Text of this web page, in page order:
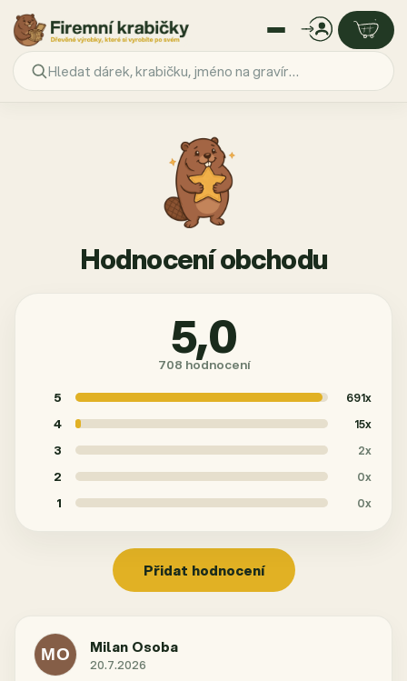
Hodnocení obchodu
5,0
Průměrné
obchodu
je
5,0
z 5
708 hodnocení
5
691x
4 15x
3 2x
2 0x
1 0x
Přidat hodnocení
MO Milan Osoba
Hodnocení obchodu je 5 z 5 hvězdiček.
20.7.2026